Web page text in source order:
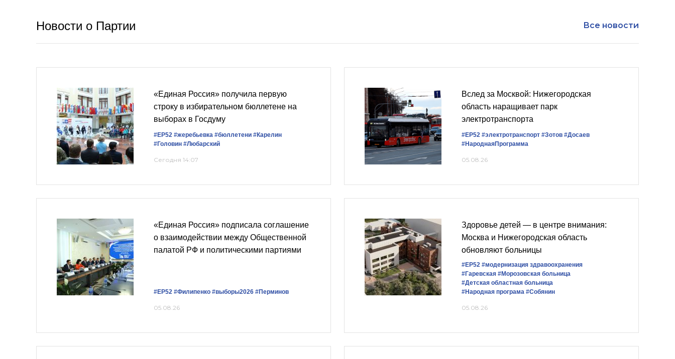
Новости о Партии Все новости
«Единая Россия» получила первую
строку в избирательном бюллетене на
выборах в Госдуму
#ЕР52 #жеребьевка #бюллетени #Карелин
#Головин #Любарский
Сегодня 14:07
Вслед за Москвой: Нижегородская
область наращивает парк
электротранспорта
#ЕР52 #электротранспорт #Зотов #Досаев
#НароднаяПрограмма
05.08.26
«Единая Россия» подписала соглашение
о взаимодействии между Общественной
палатой РФ и политическими партиями
#ЕР52 #Филипенко #выборы2026 #Перминов
05.08.26
Здоровье детей — в центре внимания:
Москва и Нижегородская область
обновляют больницы
#ЕР52 #модернизация здравоохранения
#Гаревская #Морозовская больница
#Детская областная больница
#Народная програма #Собянин
05.08.26